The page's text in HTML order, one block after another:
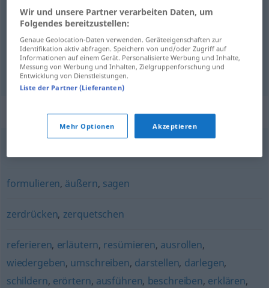
zhášet<zhasit> ausdrücken Zigarette
vyjadřovat<-jádřit>(sichse) ausdrückendurch
Worte
Synonyme für "ausdrücken"
artikulieren
formulieren, äußern, sagen
zerdrücken, zerquetschen
referieren, erläutern, resümieren, ausrollen,
wiedergeben, umschreiben, darstellen, darlegen,
schildern, erörtern, ausführen, beschreiben, erklären,
Wir und unsere Partner verarbeiten Daten, um
Folgendes bereitzustellen:
Genaue Geolocation-Daten verwenden. Geräteeigenschaften zur
Identifikation aktiv abfragen. Speichern von und/oder Zugriff auf
Informationen auf einem Gerät. Personalisierte Werbung und Inhalte,
Messung von Werbung und Inhalten, Zielgruppenforschung und
Entwicklung von Dienstleistungen.
Liste der Partner (Lieferanten)
Mehr Optionen Akzeptieren